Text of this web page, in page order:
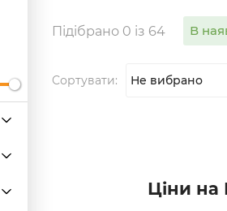
Підібрано 0 із 64 В
Сортувати: Не вибрано
Ціни на